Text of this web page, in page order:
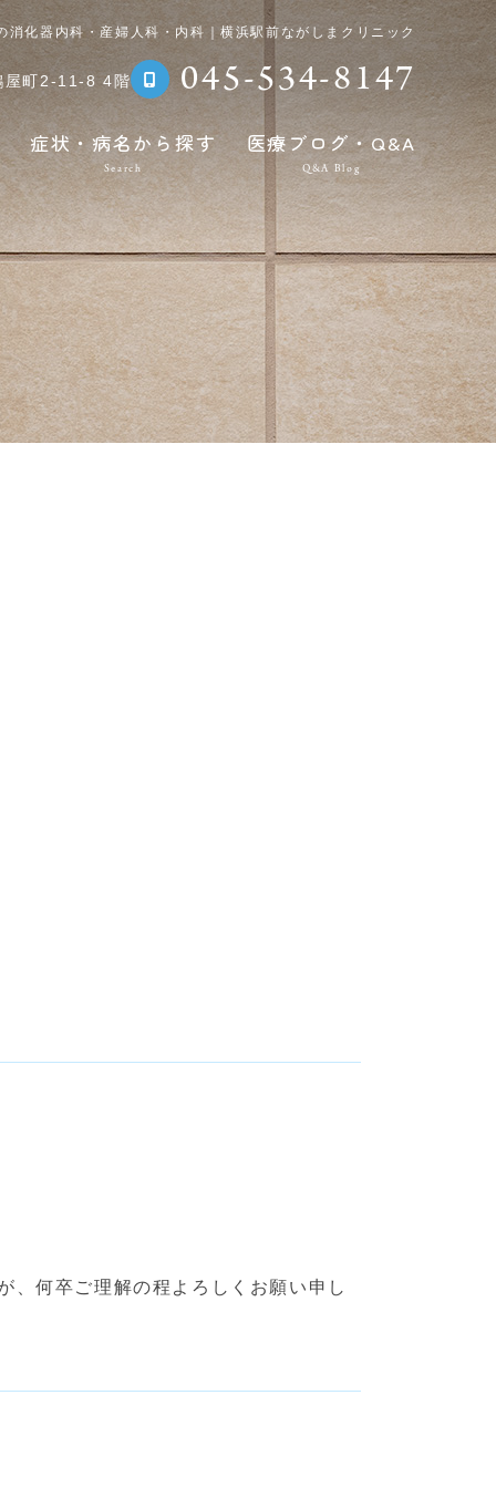
消化器内科・産婦人科・内科｜横浜駅前ながしまクリニック
屋町2-11-8 4階 045-534-8147
症状・病名から探す
Search
医療ブログ・Q&A
Q&A Blog
何卒ご理解の程よろしくお願い申し